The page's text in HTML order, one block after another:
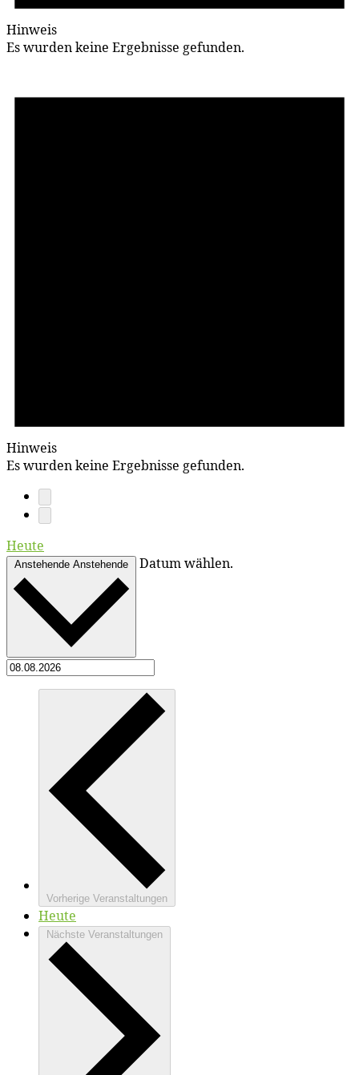
Hinweis
Es wurden keine Ergebnisse gefunden.
Hinweis
Es wurden keine Ergebnisse gefunden.
Heute
Anstehende Anstehende Datum wählen.
Vorherige Veranstaltungen
Heute
Nächste Veranstaltungen